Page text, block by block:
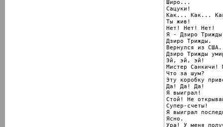
Широ...
Сацуки!
Как... Как... Как
Ты жив!
Нет! Нет! Нет!
Я - Дзиро
Дзиро Трижды.
Вернулся из США.
Дзиро Трижды
Эй, эй, эй!
Мистер Санкичи!
Что за шум?
Эту коробку
Да! Да! Да!
Я выиграл!
Стой! Не
Супер-счеты!
Я выиграл
Ясно.
Ура! У меня